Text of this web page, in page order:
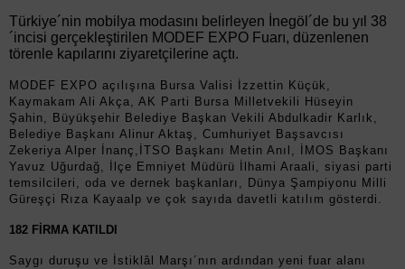
Türkiye´nin mobilya modasını belirleyen İnegöl´de bu yıl 38
´incisi gerçekleştirilen MODEF EXPO Fuarı, düzenlenen
törenle kapılarını ziyaretçilerine açtı.
MODEF EXPO açılışına Bursa Valisi İzzettin Küçük,
Kaymakam Ali Akça, AK Parti Bursa Milletvekili Hüseyin
Şahin, Büyükşehir Belediye Başkan Vekili Abdulkadir Karlık,
Belediye Başkanı Alinur Aktaş, Cumhuriyet Başsavcısı
Zekeriya Alper İnanç,İTSO Başkanı Metin Anıl, İMOS Başkanı
Yavuz Uğurdağ, İlçe Emniyet Müdürü İlhami Araali, siyasi parti
temsilcileri, oda ve dernek başkanları, Dünya Şampiyonu Milli
Güreşçi Rıza Kayaalp ve çok sayıda davetli katılım gösterdi.
182 FİRMA KATILDI
Saygı duruşu ve İstiklâl Marşı´nın ardından yeni fuar alanı